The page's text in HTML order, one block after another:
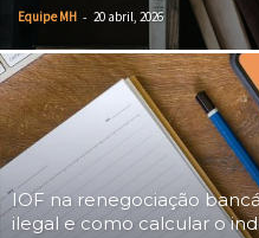
Equipe MH - 20 abril, 2026
IOF na renegociação
ilegal e como calcular o